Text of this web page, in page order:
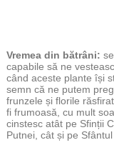
Vremea din bătrâni:
capabile să ne
când aceste plante își
semn că ne putem
frunzele și florile
fi frumoasă, cu mult
cinstesc atât pe Sfinții
Putnei, cât și pe